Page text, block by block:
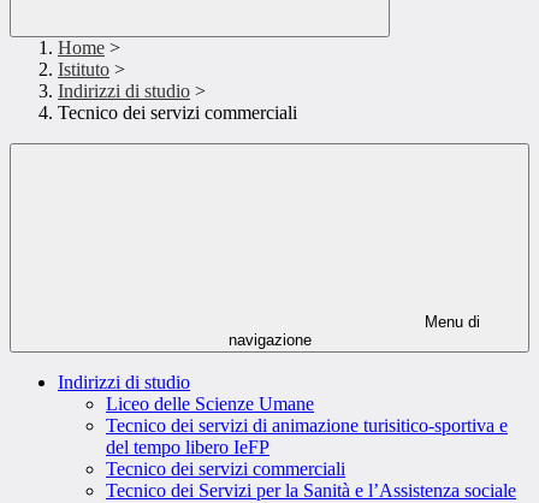
Home >
Istituto >
Indirizzi di studio >
Tecnico dei servizi commerciali
Menu di
navigazione
Indirizzi di studio
Liceo delle Scienze Umane
Tecnico dei servizi di animazione turisitico-sportiva e
del tempo libero IeFP
Tecnico dei servizi commerciali
Tecnico dei Servizi per la Sanità e l’Assistenza sociale